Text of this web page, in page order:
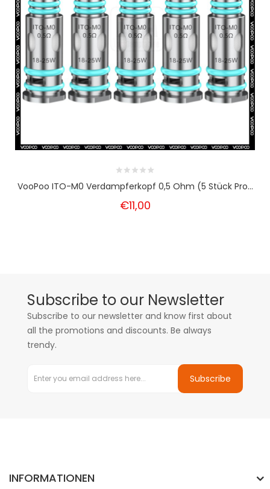
VooPoo ITO-M0 Verdampferkopf 0,5 Ohm (5 Stück Pro...
€11,00
Subscribe to our Newsletter
Subscribe to our newsletter and know first about
all the promotions and discounts. Be always
trendy.
Subscribe
INFORMATIONEN